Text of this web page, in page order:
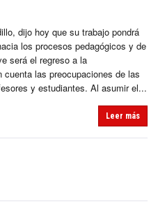
dijo hoy que su trabajo pondrá
los procesos pedagógicos y de
será el regreso a la
las preocupaciones de las
y estudiantes. Al asumir el...
Leer más